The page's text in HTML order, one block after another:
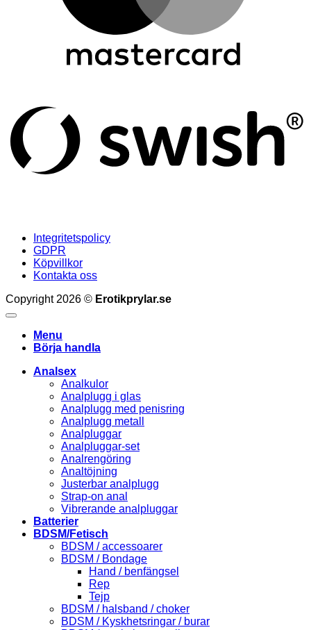
Integritetspolicy
GDPR
Köpvillkor
Kontakta oss
Copyright 2026 © Erotikprylar.se
Menu
Börja handla
Analsex
Analkulor
Analplugg i glas
Analplugg med penisring
Analplugg metall
Analpluggar
Analpluggar-set
Analrengöring
Analtöjning
Justerbar analplugg
Strap-on anal
Vibrerande analpluggar
Batterier
BDSM/Fetisch
BDSM / accessoarer
BDSM / Bondage
Hand / benfängsel
Rep
Tejp
BDSM / halsband / choker
BDSM / Kyskhetsringar / burar